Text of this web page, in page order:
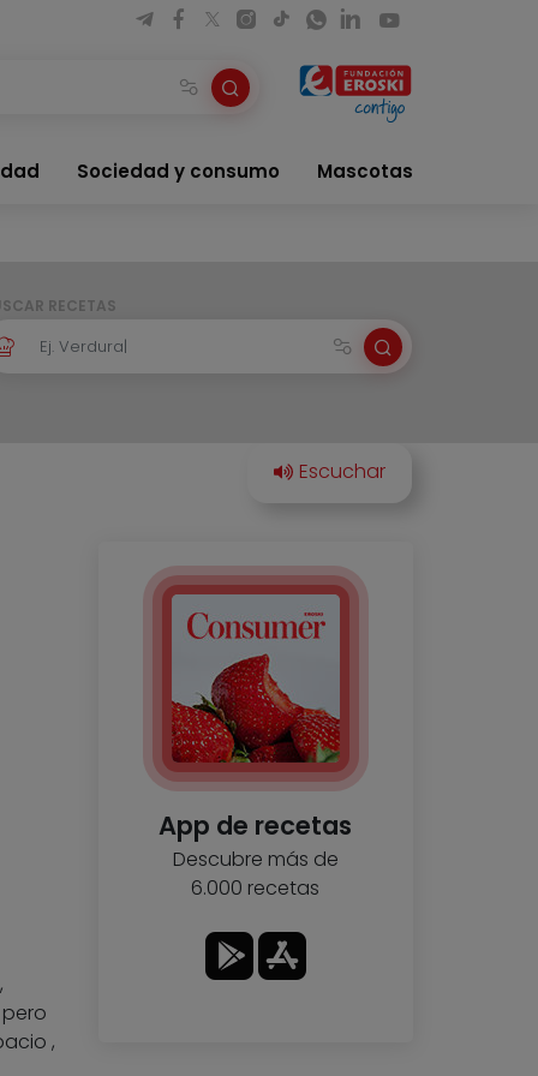
Sociedad y consumo Mascotas
RECETAS
,
App de recetas
Descubre más de
6.000 recetas